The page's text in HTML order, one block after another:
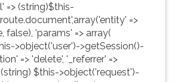
=> (string)$this-
=>
false), 'params' => array(
>object('user')->getSession()-
=> 'delete', '_referrer' =>
$this->object('request')-